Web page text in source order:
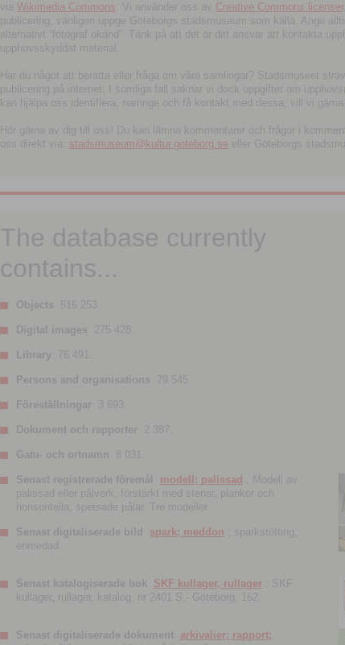
via Wikimedia Commons . Vi använder oss av Creative Commons licenser
publicering, vänligen uppge Göteborgs stadsmuseum som källa. Ange
alternativt ”fotograf okänd”. Tänk på att det är ditt ansvar att kontakta
upphovsskyddat material.
Har du något att berätta eller fråga om våra samlingar? Stadsmuseet
publicering på internet. I somliga fall saknar vi dock uppgifter om
kan hjälpa oss identifiera, namnge och få kontakt med dessa, vill vi gärna
Hör gärna av dig till oss! Du kan lämna kommentarer och frågor i
oss direkt via: stadsmuseum@kultur.goteborg.se eller Göteborgs
The database currently
contains...
Objects 516 253.
Digital images 275 428.
Library 76 491.
Persons and organisations 79 545.
Föreställningar 3 693.
Dokument och rapporter 2 387.
Gatu- och ortnamn 8 031.
Senast registrerade föremål modell; palissad
; Modell av
palissad eller pålverk, förstärkt med stenar, plankor och
horisontella, spetsade pålar. Tre modeller.
Senast digitaliserade bild spark; meddon ; sparkstötting,
enmedad
Senast katalogiserade bok SKF kullager, rullager ; SKF
kullager, rullager, katalog. nr 2401 S.- Göteborg, 162
Senast digitaliserade dokument arkivalier; rapport;